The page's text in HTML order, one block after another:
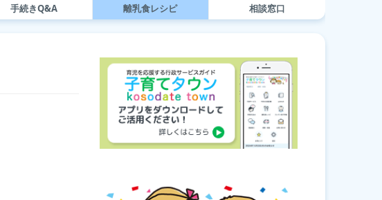
手続きQ&A 離乳食レシピ 相談窓口